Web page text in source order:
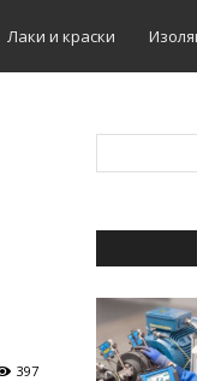
Лаки и краски
397